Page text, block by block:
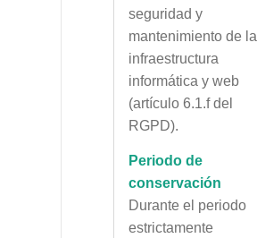
seguridad y
mantenimiento de la
infraestructura
informática y web
(artículo 6.1.f del
RGPD).
Periodo de
conservación
Durante el periodo
estrictamente